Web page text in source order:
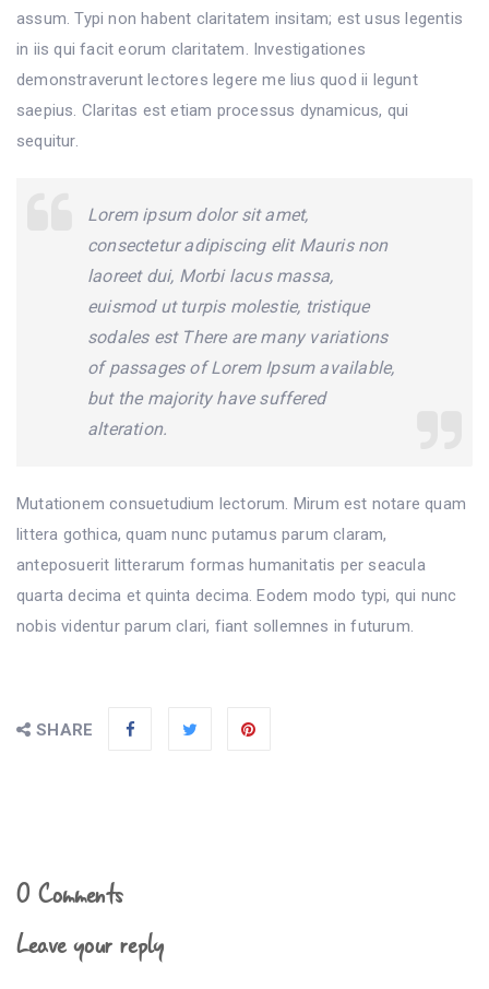
assum. Typi non habent claritatem insitam; est usus legentis
in iis qui facit eorum claritatem. Investigationes
demonstraverunt lectores legere me lius quod ii legunt
saepius. Claritas est etiam processus dynamicus, qui
sequitur.
Lorem ipsum dolor sit amet,
consectetur adipiscing elit Mauris non
laoreet dui, Morbi lacus massa,
euismod ut turpis molestie, tristique
sodales est There are many variations
of passages of Lorem Ipsum available,
but the majority have suffered
alteration.
Mutationem consuetudium lectorum. Mirum est notare quam
littera gothica, quam nunc putamus parum claram,
anteposuerit litterarum formas humanitatis per seacula
quarta decima et quinta decima. Eodem modo typi, qui nunc
nobis videntur parum clari, fiant sollemnes in futurum.
SHARE
0 Comments
Leave your reply